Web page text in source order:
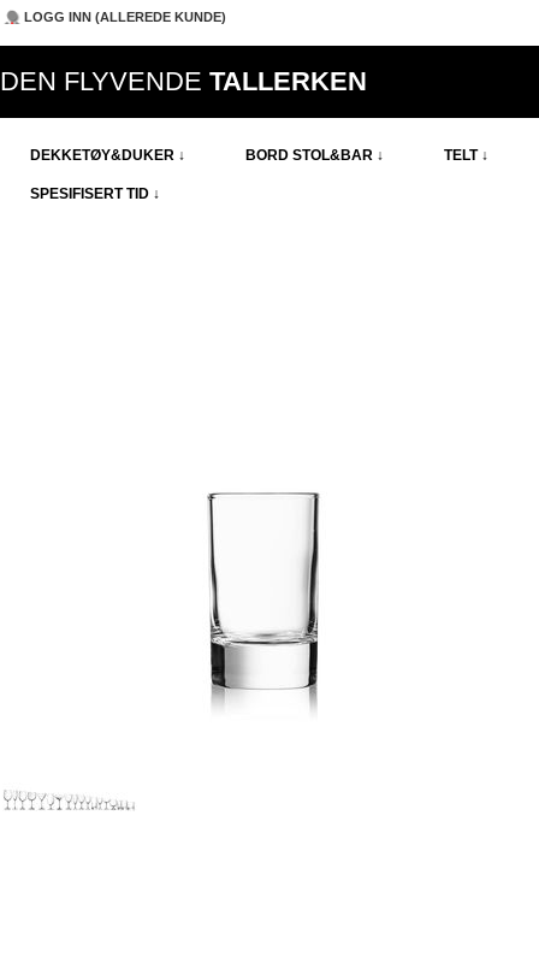
LOGG INN (ALLEREDE KUNDE)
DEN FLYVENDE TALLERKEN
DEKKETØY&DUKER ↓ BORD STOL&BAR ↓ TELT ↓
SPESIFISERT TID ↓